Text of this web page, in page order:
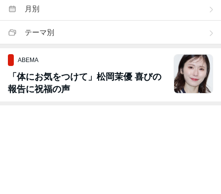
月別
テーマ別
ABEMA
「体にお気をつけて」松岡茉優 喜びの
報告に祝福の声